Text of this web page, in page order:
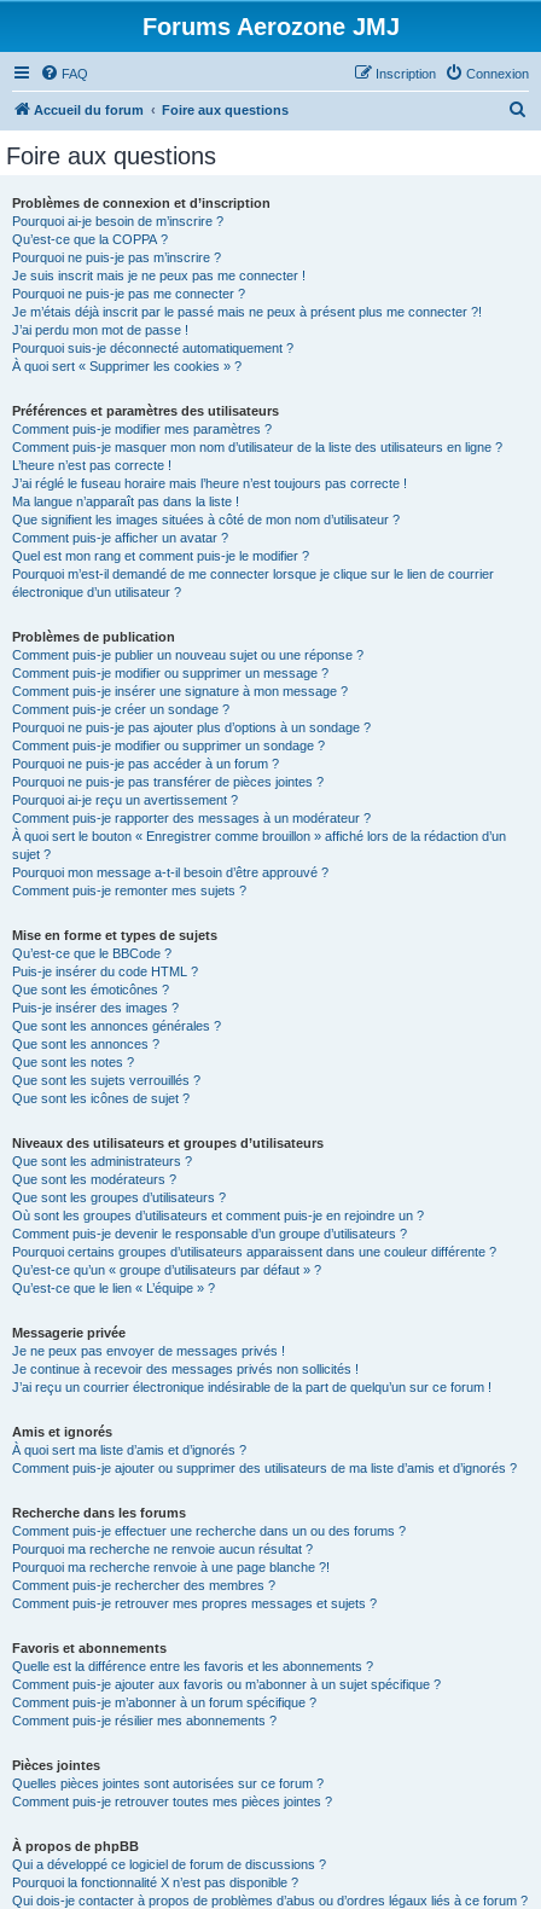
Forums Aerozone JMJ
FAQ Connexion
Inscription
Accueil du forum Foire aux questions
Foire aux questions
Problèmes de connexion et d’inscription
Pourquoi ai-je besoin de m’inscrire ?
Qu’est-ce que la COPPA ?
Pourquoi ne puis-je pas m’inscrire ?
Je suis inscrit mais je ne peux pas me connecter !
Pourquoi ne puis-je pas me connecter ?
Je m’étais déjà inscrit par le passé mais ne peux à présent plus me connecter ?!
J’ai perdu mon mot de passe !
Pourquoi suis-je déconnecté automatiquement ?
À quoi sert « Supprimer les cookies » ?
Préférences et paramètres des utilisateurs
Comment puis-je modifier mes paramètres ?
Comment puis-je masquer mon nom d’utilisateur de la liste des utilisateurs en ligne ?
L’heure n’est pas correcte !
J’ai réglé le fuseau horaire mais l’heure n’est toujours pas correcte !
Ma langue n’apparaît pas dans la liste !
Que signifient les images situées à côté de mon nom d’utilisateur ?
Comment puis-je afficher un avatar ?
Quel est mon rang et comment puis-je le modifier ?
Pourquoi m’est-il demandé de me connecter lorsque je clique sur le lien de courrier
électronique d’un utilisateur ?
Problèmes de publication
Comment puis-je publier un nouveau sujet ou une réponse ?
Comment puis-je modifier ou supprimer un message ?
Comment puis-je insérer une signature à mon message ?
Comment puis-je créer un sondage ?
Pourquoi ne puis-je pas ajouter plus d’options à un sondage ?
Comment puis-je modifier ou supprimer un sondage ?
Pourquoi ne puis-je pas accéder à un forum ?
Pourquoi ne puis-je pas transférer de pièces jointes ?
Pourquoi ai-je reçu un avertissement ?
Comment puis-je rapporter des messages à un modérateur ?
À quoi sert le bouton « Enregistrer comme brouillon » affiché lors de la rédaction d’un
sujet ?
Pourquoi mon message a-t-il besoin d’être approuvé ?
Comment puis-je remonter mes sujets ?
Mise en forme et types de sujets
Qu’est-ce que le BBCode ?
Puis-je insérer du code HTML ?
Que sont les émoticônes ?
Puis-je insérer des images ?
Que sont les annonces générales ?
Que sont les annonces ?
Que sont les notes ?
Que sont les sujets verrouillés ?
Que sont les icônes de sujet ?
Niveaux des utilisateurs et groupes d’utilisateurs
Que sont les administrateurs ?
Que sont les modérateurs ?
Que sont les groupes d’utilisateurs ?
Où sont les groupes d’utilisateurs et comment puis-je en rejoindre un ?
Comment puis-je devenir le responsable d’un groupe d’utilisateurs ?
Pourquoi certains groupes d’utilisateurs apparaissent dans une couleur différente ?
Qu’est-ce qu’un « groupe d’utilisateurs par défaut » ?
Qu’est-ce que le lien « L’équipe » ?
Messagerie privée
Je ne peux pas envoyer de messages privés !
Je continue à recevoir des messages privés non sollicités !
J’ai reçu un courrier électronique indésirable de la part de quelqu’un sur ce forum !
Amis et ignorés
À quoi sert ma liste d’amis et d’ignorés ?
Comment puis-je ajouter ou supprimer des utilisateurs de ma liste d’amis et d’ignorés ?
Recherche dans les forums
Comment puis-je effectuer une recherche dans un ou des forums ?
Pourquoi ma recherche ne renvoie aucun résultat ?
Pourquoi ma recherche renvoie à une page blanche ?!
Comment puis-je rechercher des membres ?
Comment puis-je retrouver mes propres messages et sujets ?
Favoris et abonnements
Quelle est la différence entre les favoris et les abonnements ?
Comment puis-je ajouter aux favoris ou m’abonner à un sujet spécifique ?
Comment puis-je m’abonner à un forum spécifique ?
Comment puis-je résilier mes abonnements ?
Pièces jointes
Quelles pièces jointes sont autorisées sur ce forum ?
Comment puis-je retrouver toutes mes pièces jointes ?
À propos de phpBB
Qui a développé ce logiciel de forum de discussions ?
Pourquoi la fonctionnalité X n’est pas disponible ?
Qui dois-je contacter à propos de problèmes d’abus ou d’ordres légaux liés à ce forum ?